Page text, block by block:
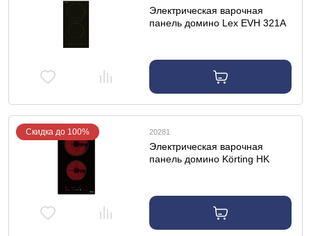
Электрическая варочная
панель домино Lex EVH 321A
Скидка до 100% 20281
Электрическая варочная
панель домино Körting HK